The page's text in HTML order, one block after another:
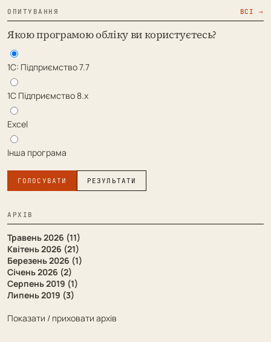
ОПИТУВАННЯ ВСІ →
Якою програмою обліку ви користуєтесь?
1С: Підприємство 7.7
1С Підприємство 8.х
Excel
Інша програма
ГОЛОСУВАТИ РЕЗУЛЬТАТИ
АРХІВ
Травень 2026 (11)
Квітень 2026 (21)
Березень 2026 (1)
Січень 2026 (2)
Серпень 2019 (1)
Липень 2019 (3)
Показати / приховати архів